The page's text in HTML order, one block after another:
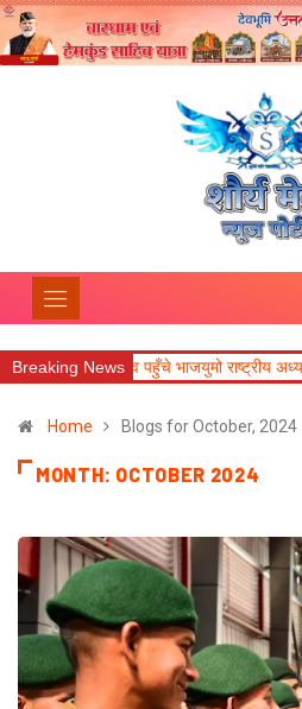
Breaking News
भाजयुमो राष्ट्रीय अध्यक्ष तेजस्वी सूर्या,
Home Blogs for October, 2024
MONTH: OCTOBER 2024